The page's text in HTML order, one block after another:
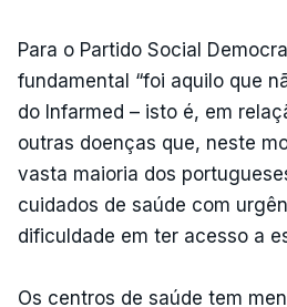
Para o Partido Social
fundamental “foi aquilo que
do Infarmed – isto é, em
outras doenças que, neste
vasta maioria dos
cuidados de saúde com
dificuldade em ter acesso a
Os centros de saúde tem